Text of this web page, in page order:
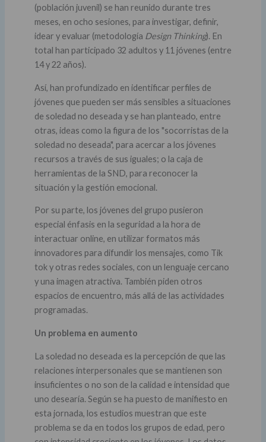
(población juvenil) se han reunido durante tres
meses, en ocho sesiones, para investigar, definir,
idear y evaluar (metodología Design Thinking). En
total han participado 32 adultos y 11 jóvenes (entre
14 y 22 años).
Así, han profundizado en identificar perfiles de
jóvenes que pueden ser más sensibles a situaciones
de soledad no deseada y se han planteado, entre
otras, ideas como la figura de los "socorristas de la
soledad no deseada", para acercar a los jóvenes
recursos a través de sus iguales; o la caja de
herramientas de la SND, para reconocer la
situación y la gestión emocional.
Por su parte, los jóvenes del grupo pusieron
especial énfasis en la seguridad a la hora de
interactuar online, en utilizar formatos más
innovadores para difundir los mensajes, como Tik
tok y otras redes sociales, con un lenguaje cercano
y una imagen atractiva. También piden otros
espacios de encuentro, más allá de las actividades
programadas.
Un problema en aumento
La soledad no deseada es la percepción de que las
relaciones interpersonales que se mantienen son
insuficientes o no son de la calidad e intensidad que
uno desearía. Según se ha puesto de manifiesto en
esta jornada, los estudios muestran que este
problema se da en todos los grupos de edad, pero